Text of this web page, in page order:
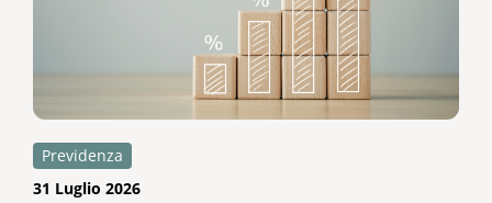
Previdenza
31 Luglio 2026